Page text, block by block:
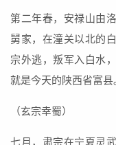
第二年春，安禄山由
舅家，在潼关以北的
宗外逃，叛军入白水
就是今天的陕西省富县
（玄宗幸蜀）
七月，肃宗在宁夏灵